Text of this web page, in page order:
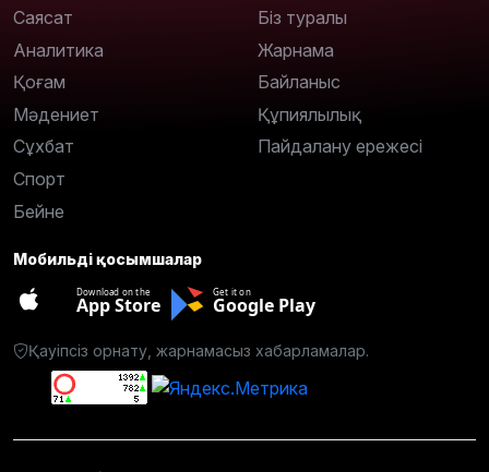
Саясат
Аналитика
Қоғам
Мәдениет
Сұхбат
Спорт
Бейне
Біз туралы
Жарнама
Байланыс
Құпиялылық
Пайдалану ережесі
Мобильді қосымшалар
Download on the
App Store
Get it on
Google Play
Қауіпсіз орнату, жарнамасыз хабарламалар.